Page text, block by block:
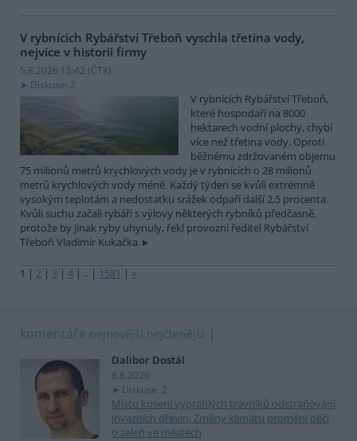
V rybnících Rybářství Třeboň vyschla třetina vody,
nejvíce v historii firmy
5.8.2026 15:42 (ČTK)
Diskuse: 2
V rybnících Rybářství Třeboň,
které hospodaří na 8000
hektarech vodní plochy, chybí
více než třetina vody. Oproti
běžnému zdržovaném objemu
75 milionů metrů krychlových vody je v rybnících o 28 milionů
metrů krychlových vody méně. Každý týden se kvůli extrémně
vysokým teplotám a nedostatku srážek odpaří další 2,5 procenta.
Kvůli suchu začali rybáři s výlovy některých rybníků předčasně,
protože by jinak ryby uhynuly, řekl provozní ředitel Rybářství
Třeboň Vladimír Kukačka.
1 | 2 | 3 | 4 | .. | 1581 | »
komentáře nejnovější nejčtenější
Dalibor Dostál
8.8.2026
Diskuse: 2
Místo kosení vyprahlých trávníků odstraňování
invazních dřevin. Změny klimatu promění péči
o zeleň ve městech